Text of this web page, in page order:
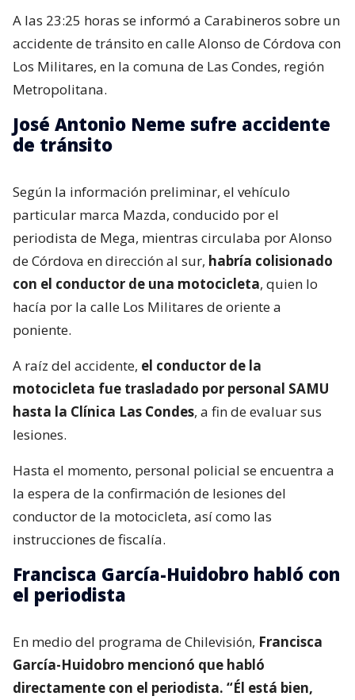
A las 23:25 horas se informó a Carabineros sobre un
accidente de tránsito en calle Alonso de Córdova con
Los Militares, en la comuna de Las Condes, región
Metropolitana.
José Antonio Neme sufre accidente
de tránsito
Según la información preliminar, el vehículo
particular marca Mazda, conducido por el
periodista de Mega, mientras circulaba por Alonso
de Córdova en dirección al sur, habría colisionado
con el conductor de una motocicleta, quien lo
hacía por la calle Los Militares de oriente a
poniente.
A raíz del accidente, el conductor de la
motocicleta fue trasladado por personal SAMU
hasta la Clínica Las Condes, a fin de evaluar sus
lesiones.
Hasta el momento, personal policial se encuentra a
la espera de la confirmación de lesiones del
conductor de la motocicleta, así como las
instrucciones de fiscalía.
Francisca García-Huidobro habló con
el periodista
En medio del programa de Chilevisión, Francisca
García-Huidobro mencionó que habló
directamente con el periodista. “Él está bien,